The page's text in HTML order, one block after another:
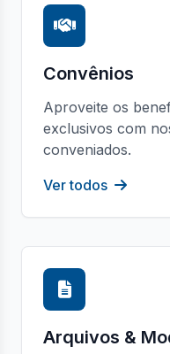
Convênios
Aproveite os
exclusivos com
conveniados.
Ver todos
Arquivos &